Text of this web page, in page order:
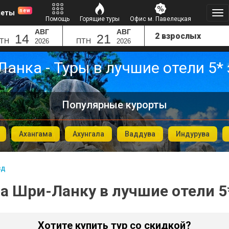
new
Помощь Горящие туры Офис м. Павелецкая
14 АВГ
2026 ПТН 21 АВГ
2026
- Туры в лучшие отели 5*
Популярные курорты
Ахангама Ахунгала Ваддува Индурува
Шри-Ланку в лучшие отели
Хотите купить тур со скидкой?